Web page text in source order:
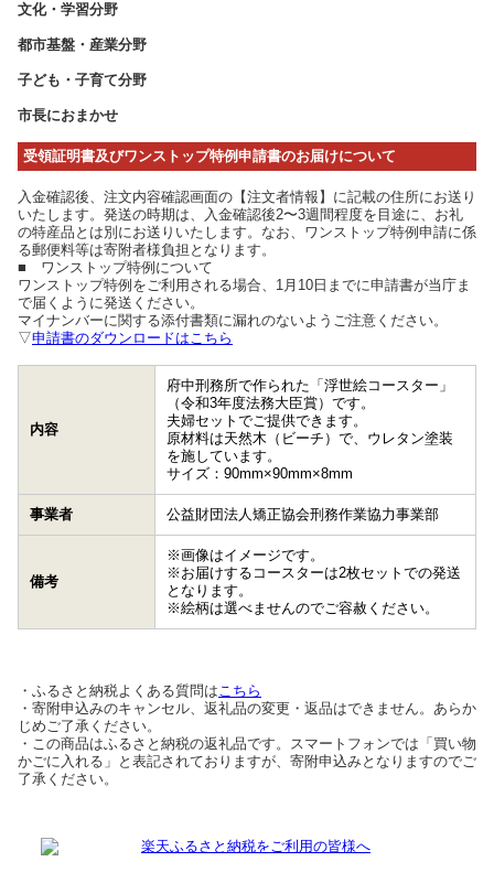
文化・学習分野
都市基盤・産業分野
子ども・子育て分野
市長におまかせ
受領証明書及びワンストップ特例申請書のお届けについて
入金確認後、注文内容確認画面の【注文者情報】に記載の住所にお送り
いたします。発送の時期は、入金確認後2〜3週間程度を目途に、お礼
の特産品とは別にお送りいたします。なお、ワンストップ特例申請に係
る郵便料等は寄附者様負担となります。
■ ワンストップ特例について
ワンストップ特例をご利用される場合、1月10日までに申請書が当庁ま
で届くように発送ください。
マイナンバーに関する添付書類に漏れのないようご注意ください。
▽申請書のダウンロードはこちら
内容
府中刑務所で作られた「浮世絵コースター」
（令和3年度法務大臣賞）です。
夫婦セットでご提供できます。
原材料は天然木（ビーチ）で、ウレタン塗装
を施しています。
サイズ：90mm×90mm×8mm
事業者 公益財団法人矯正協会刑務作業協力事業部
備考
※画像はイメージです。
※お届けするコースターは2枚セットでの発送
となります。
※絵柄は選べませんのでご容赦ください。
・ふるさと納税よくある質問はこちら
・寄附申込みのキャンセル、返礼品の変更・返品はできません。あらか
じめご了承ください。
・この商品はふるさと納税の返礼品です。スマートフォンでは「買い物
かごに入れる」と表記されておりますが、寄附申込みとなりますのでご
了承ください。